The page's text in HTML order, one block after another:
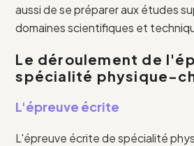
aussi de se préparer aux études
domaines scientifiques et
Le déroulement de
spécialité physique-
L'épreuve écrite
L'épreuve écrite de spécialité